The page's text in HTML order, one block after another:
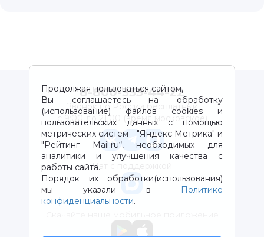
Продолжая пользоваться сайтом,
Вы соглашаетесь на обработку
(использование) файлов cookies и
пользовательских данных с помощью
метрических систем - "Яндекс Метрика" и
"Рейтинг Mail.ru“, необходимых для
аналитики и улучшения качества с
работы сайта.
Порядок их обработки(использования)
мы указали в
Политике
конфиденциальности.
8-800-333-44-22
Звонок по России бесплатный
с 9:00 до 21:00 (время московское)
Чат с поддержкой